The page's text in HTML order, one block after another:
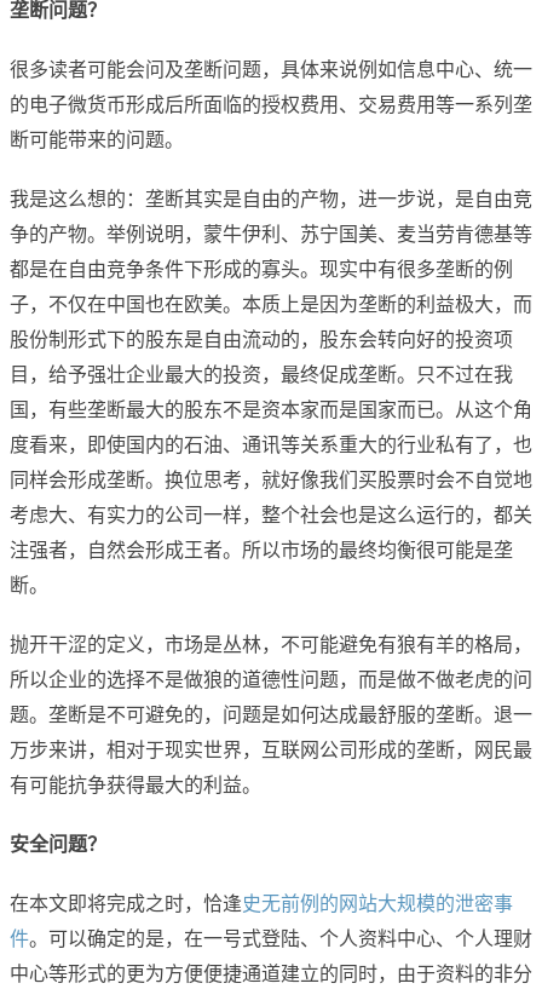
垄断问题？
很多读者可能会问及垄断问题，具体来说例如信息中心、统一
的电子微货币形成后所面临的授权费用、交易费用等一系列垄
断可能带来的问题。
我是这么想的：垄断其实是自由的产物，进一步说，是自由竞
争的产物。举例说明，蒙牛伊利、苏宁国美、麦当劳肯德基等
都是在自由竞争条件下形成的寡头。现实中有很多垄断的例
子，不仅在中国也在欧美。本质上是因为垄断的利益极大，而
股份制形式下的股东是自由流动的，股东会转向好的投资项
目，给予强壮企业最大的投资，最终促成垄断。只不过在我
国，有些垄断最大的股东不是资本家而是国家而已。从这个角
度看来，即使国内的石油、通讯等关系重大的行业私有了，也
同样会形成垄断。换位思考，就好像我们买股票时会不自觉地
考虑大、有实力的公司一样，整个社会也是这么运行的，都关
注强者，自然会形成王者。所以市场的最终均衡很可能是垄
断。
抛开干涩的定义，市场是丛林，不可能避免有狼有羊的格局，
所以企业的选择不是做狼的道德性问题，而是做不做老虎的问
题。垄断是不可避免的，问题是如何达成最舒服的垄断。退一
万步来讲，相对于现实世界，互联网公司形成的垄断，网民最
有可能抗争获得最大的利益。
安全问题？
在本文即将完成之时，恰逢史无前例的网站大规模的泄密事
件。可以确定的是，在一号式登陆、个人资料中心、个人理财
中心等形式的更为方便便捷通道建立的同时，由于资料的非分